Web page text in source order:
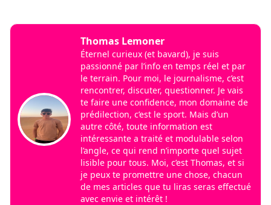
Thomas Lemoner
Éternel curieux (et bavard), je suis
passionné par l’info en temps réel et par
le terrain. Pour moi, le journalisme, c’est
rencontrer, discuter, questionner. Je vais
te faire une confidence, mon domaine de
prédilection, c’est le sport. Mais d’un
autre côté, toute information est
intéressante a traité et modulable selon
l’angle, ce qui rend n’importe quel sujet
lisible pour tous. Moi, c’est Thomas, et si
je peux te promettre une chose, chacun
de mes articles que tu liras seras effectué
avec envie et intérêt !